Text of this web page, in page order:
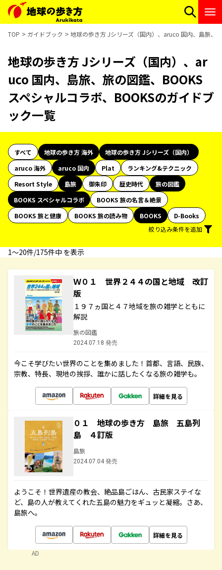
TOP ガイドブック 地球の歩き方 Jシリーズ（国内）、aruco 国内、島旅、
地球の歩き方 Jシリーズ（国内）、ar
uco 国内、島旅、旅の図鑑、BOOKS
スペシャルコラボ、BOOKSのガイドブ
ック一覧
すべて 地球の歩き方 海外
地球の歩き方 Jシリーズ（国内）
aruco 海外
aruco 国内 Plat
ランキング&テクニック
Resort Style
島旅 御朱印 歴史時代
旅の図鑑
BOOKS スペシャルコラボ
BOOKS 旅の名言＆絶景
BOOKS 旅と健康
BOOKS 旅の読み物 BOOKS
D-Books
絞り込み条件を追加
1〜20件/175件中 を表示
Ｗ０１ 世界２４４の国と地域 改訂
版
１９７ヵ国と４７地域を旅の雑学とともに
解説
旅の図鑑
2024.07.18 発売
今こそ学びたい世界のことを集めました！首都、言語、民族、
宗教、特長、現地の挨拶、誰かに話したくなる旅の雑学も。
詳細を見る
０１ 地球の歩き方 島旅 五島列
島 ４訂版
島旅
2024.07.04 発売
ようこそ！世界遺産の教会、絶品島ごはん、古民家ステイな
ど、島の人が教えてくれた五島の魅力をギュッと凝縮。さあ、
島旅へ。
詳細を見る
AD